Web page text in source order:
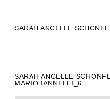
SARAH ANCELLE
SARAH ANCELLE
MARIO IANNELLI_6